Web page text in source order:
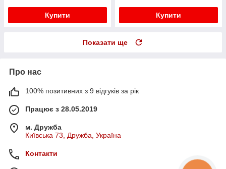
Купити Купити
Показати ще
Про нас
100% позитивних з 9 відгуків за рік
Працює з 28.05.2019
м. Дружба
Київська 73, Дружба, Україна
Контакти